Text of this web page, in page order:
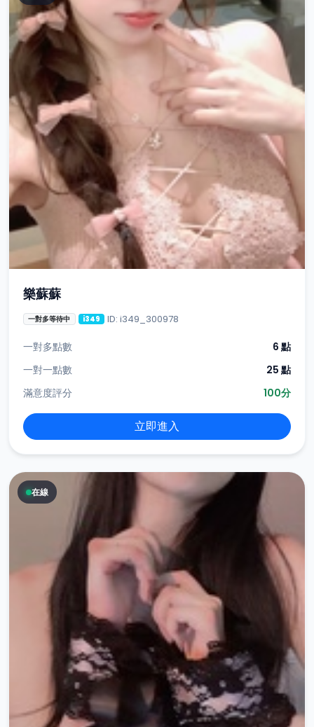
樂蘇蘇
一對多等待中 i349 ID: i349_300978
一對多點數
6 點
一對一點數
25 點
滿意度評分
100分
立即進入
在線